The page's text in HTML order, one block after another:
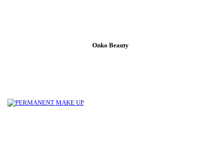
Onko Beauty